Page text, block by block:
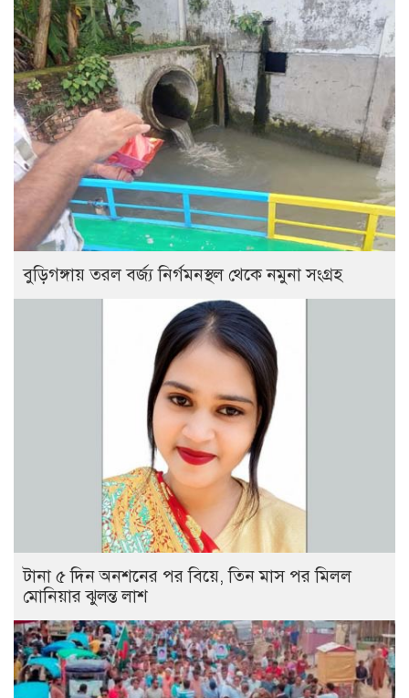
বুড়িগঙ্গায় তরল বর্জ্য নির্গমনস্থল থেকে নমুনা সংগ্রহ
টানা ৫ দিন অনশনের পর বিয়ে, তিন মাস পর মিলল
মোনিয়ার ঝুলন্ত লাশ